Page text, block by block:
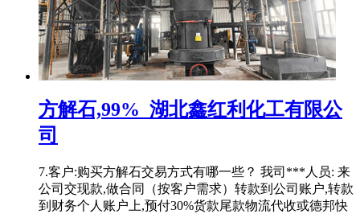
方解石,99%_湖北鑫红利化工有限公
司
7.客户:购买方解石交易方式有哪一些？ 我司***人员: 来
公司交现款,做合同（按客户需求）转款到公司账户,转款
到财务个人账户上,预付30%货款尾款物流代收或德邦快